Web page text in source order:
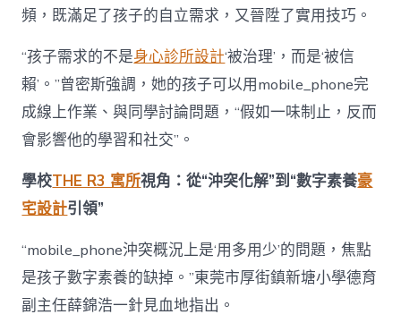
頻，既滿足了孩子的自立需求，又晉陞了實用技巧。
“孩子需求的不是身心診所設計‘被治理’，而是‘被信
賴’。”曾密斯強調，她的孩子可以用mobile_phone完
成線上作業、與同學討論問題，“假如一味制止，反而
會影響他的學習和社交”。
學校THE R3 寓所視角：從“沖突化解”到“數字素養豪
宅設計引領”
“mobile_phone沖突概況上是‘用多用少’的問題，焦點
是孩子數字素養的缺掉。”東莞市厚街鎮新塘小學德育
副主任薛錦浩一針見血地指出。